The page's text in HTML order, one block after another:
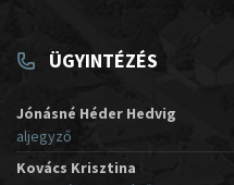
ÜGYINTÉZÉS
Jónásné Héder Hedvig
aljegyző
Kovács Krisztina